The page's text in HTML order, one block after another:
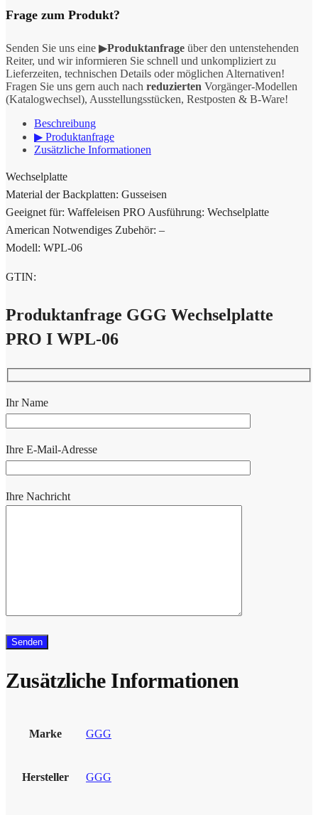
Frage zum Produkt?
Senden Sie uns eine ▶Produktanfrage über den untenstehenden
Reiter, und wir informieren Sie schnell und unkompliziert zu
Lieferzeiten, technischen Details oder möglichen Alternativen!
Fragen Sie uns gern auch nach reduzierten Vorgänger-Modellen
(Katalogwechsel), Ausstellungsstücken, Restposten & B-Ware!
Beschreibung
▶ Produktanfrage
Zusätzliche Informationen
Wechselplatte
Material der Backplatten: Gusseisen
Geeignet für: Waffeleisen PRO Ausführung: Wechselplatte
American Notwendiges Zubehör: –
Modell: WPL-06
GTIN:
Produktanfrage GGG Wechselplatte
PRO I WPL-06
Ihr Name
Ihre E-Mail-Adresse
Ihre Nachricht
Zusätzliche Informationen
Marke GGG
Hersteller GGG